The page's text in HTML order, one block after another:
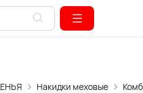
Накидки меховые